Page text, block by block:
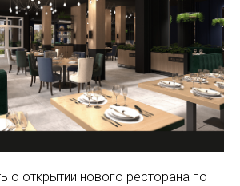
о открытии нового ресторана по